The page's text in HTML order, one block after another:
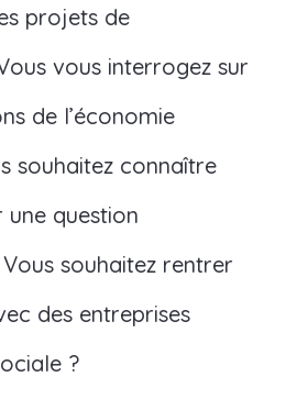
projets de
vous interrogez sur
de l’économie
souhaitez connaître
une question
souhaitez rentrer
des entreprises
?